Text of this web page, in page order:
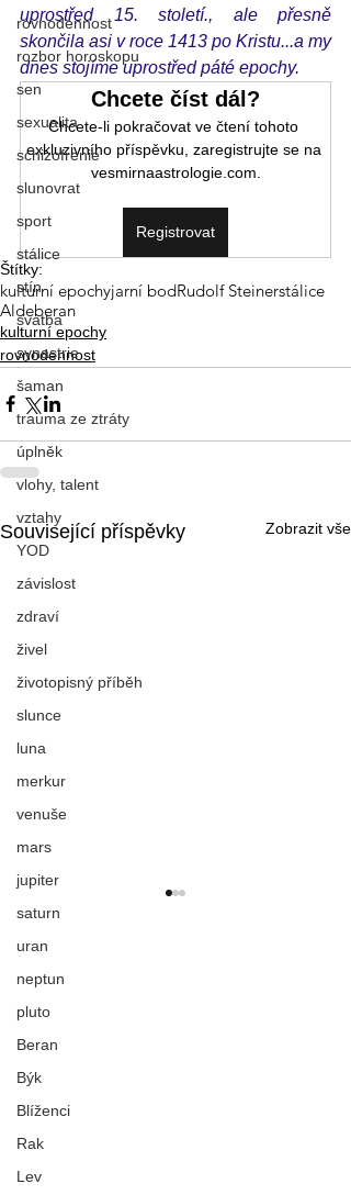
rovnodennost
rozbor horoskopu
sen
sexualita
schizofrenie
slunovrat
sport
stálice
stín
svatba
synastrie
šaman
trauma ze ztráty
úplněk
vlohy, talent
vztahy
YOD
závislost
zdraví
živel
životopisný příběh
slunce
luna
merkur
venuše
mars
jupiter
saturn
uran
neptun
pluto
Beran
Býk
Blíženci
Rak
Lev
uprostřed 15. století., ale přesně
skončila asi v roce 1413 po Kristu...a my
dnes stojíme uprostřed páté epochy.
Chcete číst dál?
Chcete-li pokračovat ve čtení tohoto
exkluzivního příspěvku, zaregistrujte se na
vesmirnaastrologie.com.
Registrovat
Štítky:
kulturní epochyjarní bodRudolf Steinerstálice
Aldeberan
kulturní epochy
rovnodennost
Související příspěvky Zobrazit vše